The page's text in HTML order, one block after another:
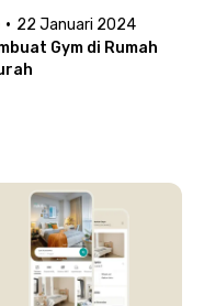
· 22 Januari 2024
Gym di Rumah